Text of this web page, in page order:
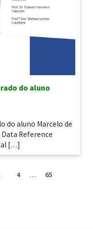
do aluno
do aluno Marcelo de
Reference
[…]
4 …
65